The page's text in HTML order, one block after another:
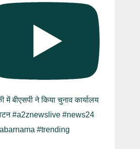
में बीएसपी ने किया चुनाव कार्यालय
#a2znewslive #news24
#trending